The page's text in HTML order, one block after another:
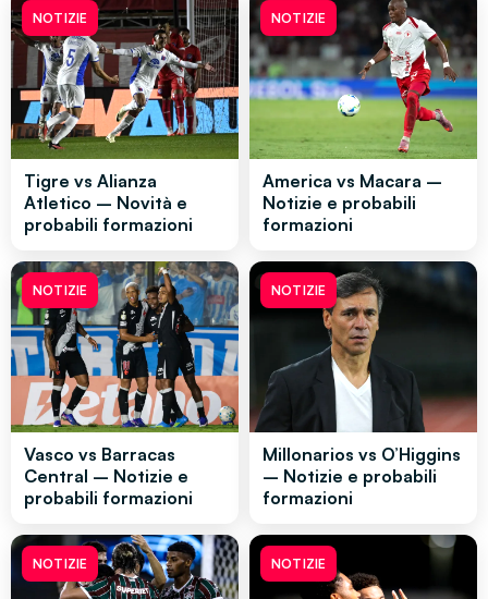
NOTIZIE
Tigre vs Alianza
Atletico – Novità e
probabili formazioni
NOTIZIE
America vs Macara –
Notizie e probabili
formazioni
NOTIZIE
Vasco vs Barracas
Central – Notizie e
probabili formazioni
NOTIZIE
Millonarios vs O’Higgins
– Notizie e probabili
formazioni
NOTIZIE NOTIZIE